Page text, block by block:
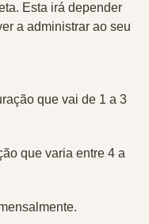
Esta irá depender
a administrar ao seu
que vai de 1 a 3
que varia entre 4 a
.